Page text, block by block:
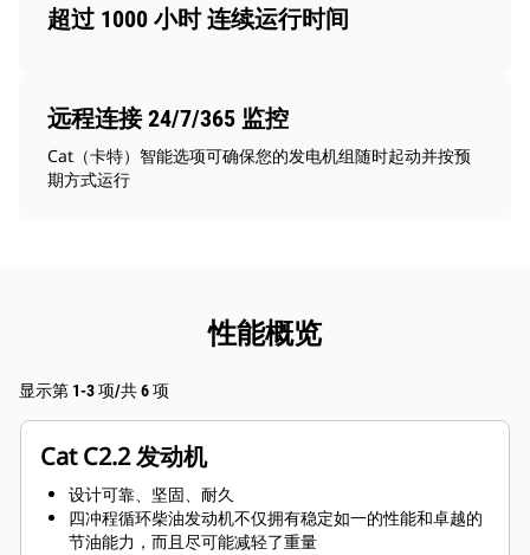
超过 1000 小时 连续运行时间
远程连接 24/7/365 监控
Cat（卡特）智能选项可确保您的发电机组随时起动并按预
期方式运行
性能概览
显示第 1-3 项/共 6 项
Cat C2.2 发动机
设计可靠、坚固、耐久
四冲程循环柴油发动机不仅拥有稳定如一的性能和卓越的
节油能力，而且尽可能减轻了重量